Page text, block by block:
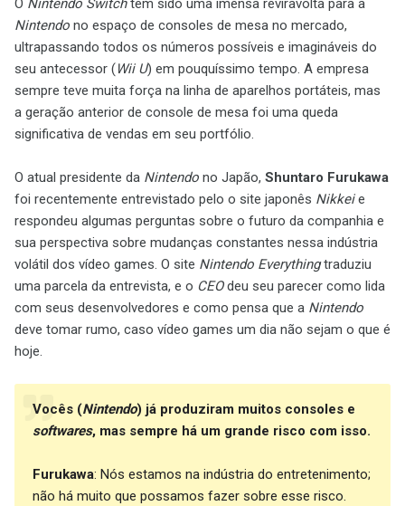
O Nintendo Switchtem sido uma imensa reviravolta para a
Nintendo no espaço de consoles de mesa no mercado,
ultrapassando todos os números possíveis e imagináveis do
seu antecessor (Wii U) em pouquíssimo tempo. A empresa
sempre teve muita força na linha de aparelhos portáteis, mas
a geração anterior de console de mesa foi uma queda
significativa de vendas em seu portfólio.
O atual presidente da Nintendo no Japão, Shuntaro Furukawa
foi recentemente entrevistado pelo o site japonês Nikkeie
respondeu algumas perguntas sobre o futuro da companhia e
sua perspectiva sobre mudanças constantes nessa indústria
volátil dos vídeo games. O site Nintendo Everythingtraduziu
uma parcela da entrevista, e o CEOdeu seu parecer como lida
com seus desenvolvedores e como pensa que a Nintendo
deve tomar rumo, caso vídeo games um dia não sejam o que é
hoje.
Vocês (Nintendo) já produziram muitos consoles e
softwares, mas sempre há um grande risco com isso.
Furukawa: Nós estamos na indústria do entretenimento;
não há muito que possamos fazer sobre esse risco.